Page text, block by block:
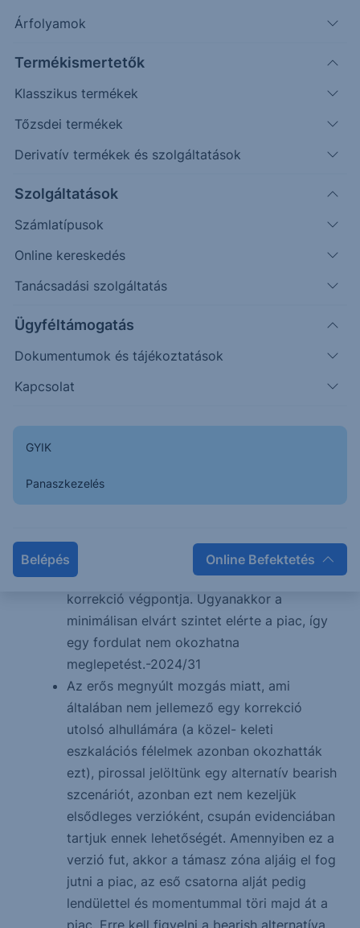
Árfolyamok
Termékismertetők
Klasszikus termékek
Tőzsdei termékek
Derivatív termékek és szolgáltatások
Szolgáltatások
Számlatípusok
Online kereskedés
Tanácsadási szolgáltatás
Ügyféltámogatás
Dokumentumok és tájékoztatások
Kapcsolat
GYIK
Panaszkezelés
Belépés Online Befektetés
https://www.tradingview.com/x/lbZdtoz5/
szerinti célzóna tetejét, egyben egy széles
bizonnyal minimum megállásra késztetheti a
esetben a célzóna, azon belül is az eső
csatorna alja lenne ideális esetben a
korrekció végpontja. Ugyanakkor a
minimálisan elvárt szintet elérte a piac, így
egy fordulat nem okozhatna
meglepetést.-2024/31
Az erős megnyúlt mozgás miatt, ami
általában nem jellemező egy korrekció
utolsó alhullámára (a közel- keleti
eszkalációs félelmek azonban okozhatták
ezt), pirossal jelöltünk egy alternatív bearish
szcenáriót, azonban ezt nem kezeljük
elsődleges verzióként, csupán evidenciában
tartjuk ennek lehetőségét. Amennyiben ez a
verzió fut, akkor a támasz zóna aljáig el fog
jutni a piac, az eső csatorna alját pedig
lendülettel és momentummal töri majd át a